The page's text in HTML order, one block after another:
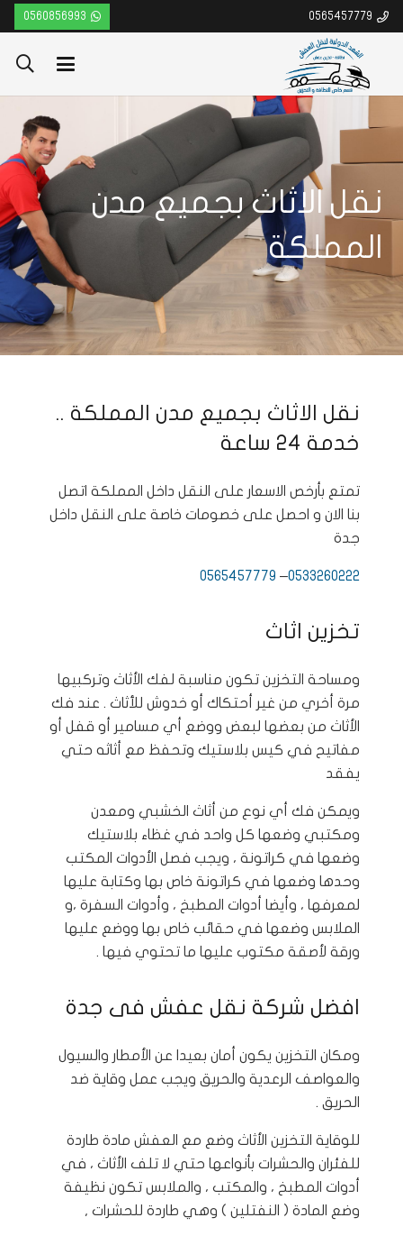
0565457779
0560856993
نقل الاثاث بجميع مدن
المملكة
نقل الاثاث بجميع مدن المملكة ..
خدمة 24 ساعة
تمتع بأرخص الاسعار على النقل داخل المملكة اتصل
بنا الان و احصل على خصومات خاصة على النقل داخل
جدة
0533260222‬
–
0565457779
تخزين اثاث
ومساحة التخزين تكون مناسبة لفك الأثاث وتركبيها
مرة أخري من غير أحتكاك أو خدوش للأثاث . عند فك
الأثاث من بعضها لبعض ووضع أي مسامير أو قفل أو
مفاتيح في كيس بلاستيك وتحفظ مع أثاثه حتي
يفقد
ويمكن فك أي نوع من أثاث الخشبي ومعدن
ومكتبي وضعها كل واحد في غظاء بلاستيك
وضعها في كراتونة ، ويجب فصل الأدوات المكتب
وحدها وضعها في كراتونة خاص بها وكتابة عليها
لمعرفها ، وأيضا أدوات المطبخ ، وأدوات السفرة ،و
الملابس وضعها في حقائب خاص بها ووضع عليها
ورقة لأصقة مكتوب عليها ما تحتوي فيها .
افضل شركة نقل عفش فى جدة
ومكان التخزين يكون أمان بعيدا عن الأمطار والسيول
والعواصف الرعدية والحريق ويجب عمل وقاية ضد
الحريق .
للوقاية التخزين الأثاث وضع مع العفش مادة طاردة
للفئران والحشرات بأنواعها حتي لا تلف الأثاث ، في
أدوات المطبخ ، والمكتب ، والملابس تكون نظيفة
وضع المادة ( النفتلين ) وهي طاردة للحشرات ,